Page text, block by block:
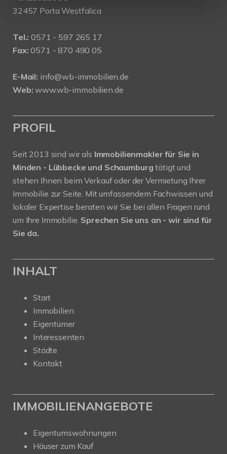
32457 Porta Westfalica
Tel.: 0571 - 597 265 17
Fax: 0571 - 870 490 05
E-Mail: info@wb-immobilien.de
Web: www.wb-immobilien.de
PROFIL
Seit 2013 sind wir als Immobilienmakler für Sie in
Minden - Lübbecke und Schaumburgtätigt und
stehen Ihnen beim Verkauf oder der Vermietung Ihrer
Immobilie zur Seite. Mit umfassendem Fachwissen und
lokaler Expertise beraten wir Sie bei allen Fragen rund
um Ihre Immobilie. Sprechen Sie uns an - wir sind für
Sie da.
INHALT
Start
Immobilien
Eigentümer
Interessenten
Städte
Kontakt
IMMOBILIENANGEBOTE
Eigentumswohnungen
Häuser zum Kauf